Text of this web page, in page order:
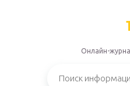
Онлайн-